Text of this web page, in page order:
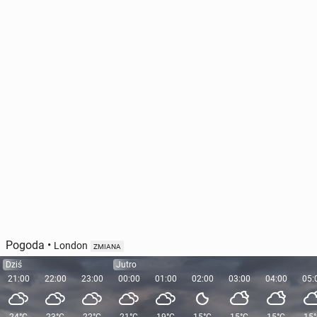
Pogoda • London ZMIANA
Dziś
21:00
22:00 23:00
Jutro
00:00
01:00 02:00 03:00 04:00